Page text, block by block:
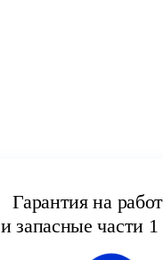
Гарантия на
и запасные части 1